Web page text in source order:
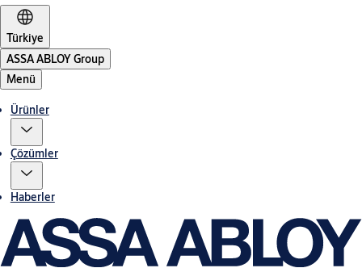
Türkiye
ASSA ABLOY Group
Menü
Ürünler
Çözümler
Haberler